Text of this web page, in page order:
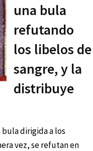
una bula
refutando
los libelos de
sangre, y la
distribuye
bula dirigida a los
vez, se refutan en